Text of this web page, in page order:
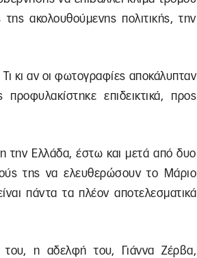
της ακολουθούμενης πολιτικής, την
κι αν οι φωτογραφίες αποκάλυπταν
επιδεικτικά, προς
Ελλάδα, έστω και μετά από δυο
της να ελευθερώσουν το Μάριο
πάντα τα πλέον αποτελεσματικά
του, η αδελφή του, Γιάννα Ζέρβα,